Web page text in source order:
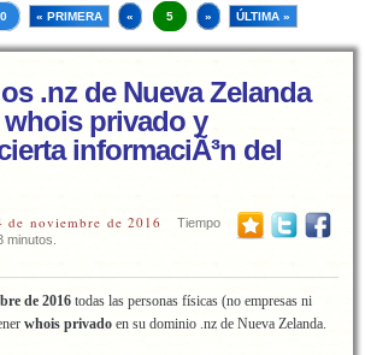
« PRIMERA « 5 » ÚLTIMA »
.nz de Nueva Zelanda
privado y
informaciÃ³n del
de noviembre de 2016
Tiempo
minutos.
de 2016 todas las personas físicas (no empresas ni
whois privado en su dominio .nz de Nueva Zelanda.